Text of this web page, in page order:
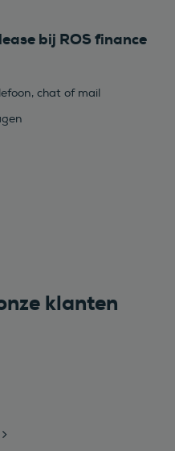
bij ROS finance
chat of mail
klanten